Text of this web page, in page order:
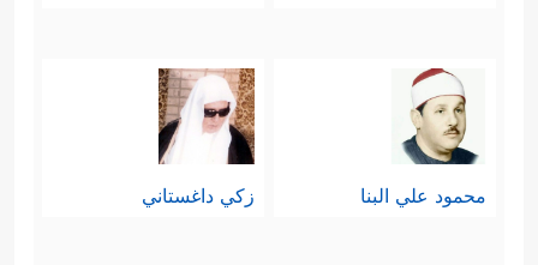
محمود علي البنا زكي داغستاني